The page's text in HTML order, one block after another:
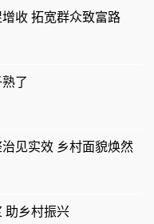
收 拓宽群众致富路
了
见实效 乡村面貌焕然
助乡村振兴